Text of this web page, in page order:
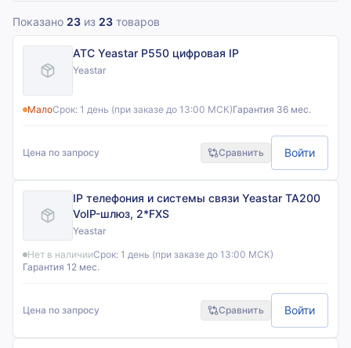
Показано 23 из 23 товаров
АТС Yeastar P550 цифровая IP
Yeastar
МалоСрок: 1 день (при заказе до 13:00 МСК)Гарантия 36 мес.
Цена по запросу Сравнить Войти
IP телефония и системы связи Yeastar TA200
VoIP-шлюз, 2*FXS
Yeastar
Нет в наличииСрок: 1 день (при заказе до 13:00 МСК)
Гарантия 12 мес.
Цена по запросу Сравнить Войти